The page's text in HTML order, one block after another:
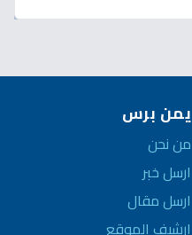
يمن برس
من نحن
ارسل خبر
ارسل مقال
ارشيف الموقع